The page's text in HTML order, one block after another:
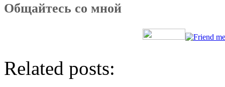
Общайтесь со мной
Related posts: